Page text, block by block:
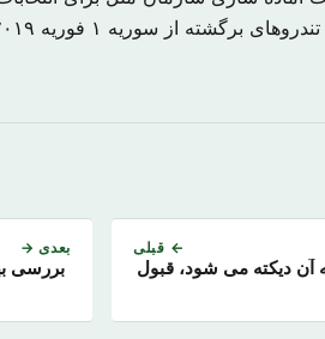
برگشته از سوریه ۱ فوریه ۲۰۱۹
← قبلی
آن دیکته می شود، قبول
بعدی →
بررسی